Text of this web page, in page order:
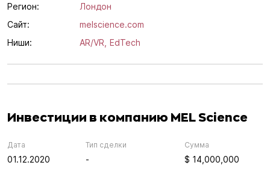
Регион:
Лондон
Сайт:
melscience.com
Ниши:
AR/VR, EdTech
Инвестиции в компанию MEL Science
Дата
01.12.2020
Тип сделки
-
Сумма
$ 14,000,000